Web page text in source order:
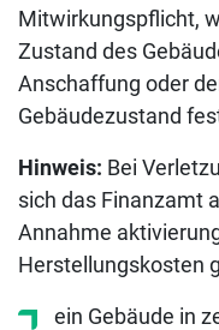
Mitwirkungspflicht,
Zustand des
Anschaffung oder
Gebäudezustand
Hinweis: Bei
sich das Finanzamt
Annahme
Herstellungskosten
ein Gebäude in